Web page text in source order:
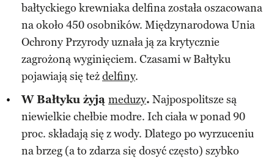
bałtyckiego krewniaka delfina została oszacowana
na około 450 osobników. Międzynarodowa Unia
Ochrony Przyrody uznała ją za krytycznie
zagrożoną wyginięciem. Czasami w Bałtyku
pojawiają się teżdelfiny.
W Bałtyku żyją meduzy. Najpospolitsze są
niewielkie chełbie modre. Ich ciała w ponad 90
proc. składają się z wody. Dlatego po wyrzuceniu
na brzeg (a to zdarza się dosyć często) szybko